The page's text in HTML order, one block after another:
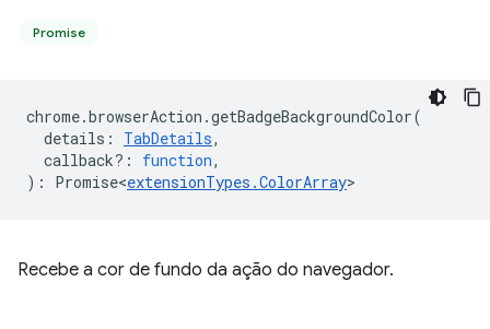
Promise
chrome.browserAction .getBadgeBackgroundColor(
details : TabDetails,
callback? : function,
) : Promise<extensionTypes .ColorArray>
Recebe a cor de fundo da ação do navegador.